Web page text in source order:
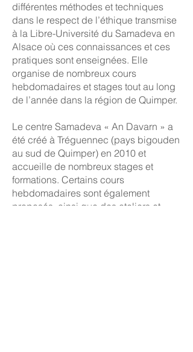
différentes méthodes et techniques
dans le respect de l’éthique transmise
à la Libre-Université du Samadeva en
Alsace où ces connaissances et ces
pratiques sont enseignées. Elle
organise de nombreux cours
hebdomadaires et stages tout au long
de l’année dans la région de Quimper.
Le centre Samadeva « An Davarn » a
été créé à Tréguennec (pays bigouden
au sud de Quimper) en 2010 et
accueille de nombreux stages et
formations. Certains cours
hebdomadaires sont également
proposés, ainsi que des ateliers et